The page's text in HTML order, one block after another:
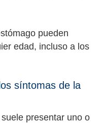
pueden
edad, incluso a los
síntomas de la
presentar uno o